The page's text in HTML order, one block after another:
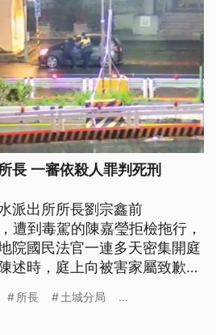
長 一審依殺人罪判死刑
派出所所長劉宗鑫前
遭到毒駕的陳嘉瑩拒檢拖行，
院國民法官一連多天密集開庭
述時，庭上向被害家屬致歉並
張，被告仍有教化可能。不
所長 土城分局 ...